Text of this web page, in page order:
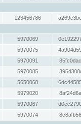
123456786
5970069
5970075
5970091
5970085
5650068
5979020
5970067
5970074